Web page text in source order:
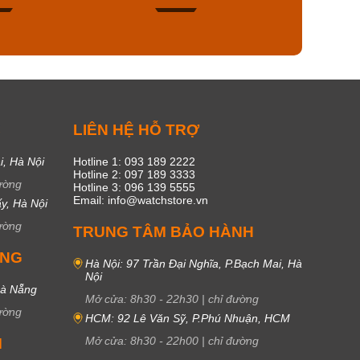
Hà Nội
Hà Nội
Nẵng
LIÊN HỆ HỖ TRỢ
Hotline 1: 093 189 2222
Hotline 2: 097 189 3333
Hotline 3: 096 139 5555
Email: info@watchstore.vn
TRUNG TÂM BẢO HÀNH
Hà Nội: 97 Trần Đại Nghĩa, P.Bạch Mai, Hà
Nội
Mở cửa: 8h30 - 22h30 | chỉ đường
HCM: 92 Lê Văn Sỹ, P.Phú Nhuận, HCM
Mở cửa: 8h30 - 22h00 | chỉ đường